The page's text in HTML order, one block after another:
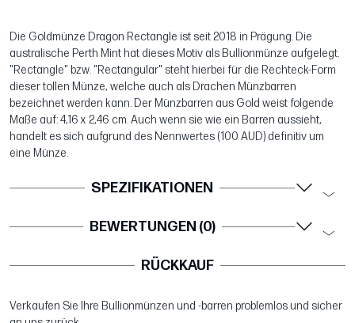
Die Goldmünze Dragon Rectangle ist seit 2018 in Prägung. Die
australische Perth Mint hat dieses Motiv als Bullionmünze aufgelegt.
"Rectangle" bzw. "Rectangular" steht hierbei für die Rechteck-Form
dieser tollen Münze, welche auch als Drachen Münzbarren
bezeichnet werden kann. Der Münzbarren aus Gold weist folgende
Maße auf: 4,16 x 2,46 cm. Auch wenn sie wie ein Barren aussieht,
handelt es sich aufgrund des Nennwertes (100 AUD) definitiv um
eine Münze.
SPEZIFIKATIONEN
BEWERTUNGEN (0)
RÜCKKAUF
Verkaufen Sie Ihre Bullionmünzen und -barren problemlos und sicher